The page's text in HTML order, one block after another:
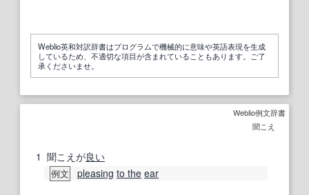
Weblio英和対訳辞書はプログラムで機械的に意味や英語表現を生成
しているため、不適切な項目が含まれていることもあります。ご了
承くださいませ。
Weblio例文辞書
聞こえ
1 聞こえが良い
例文 pleasing to the ear